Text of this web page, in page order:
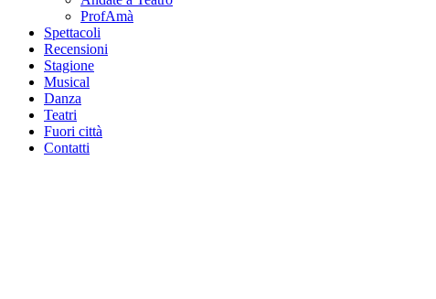
ProfAmà
Spettacoli
Recensioni
Stagione
Musical
Danza
Teatri
Fuori città
Contatti